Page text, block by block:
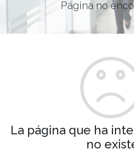
Página no
La página que ha
no